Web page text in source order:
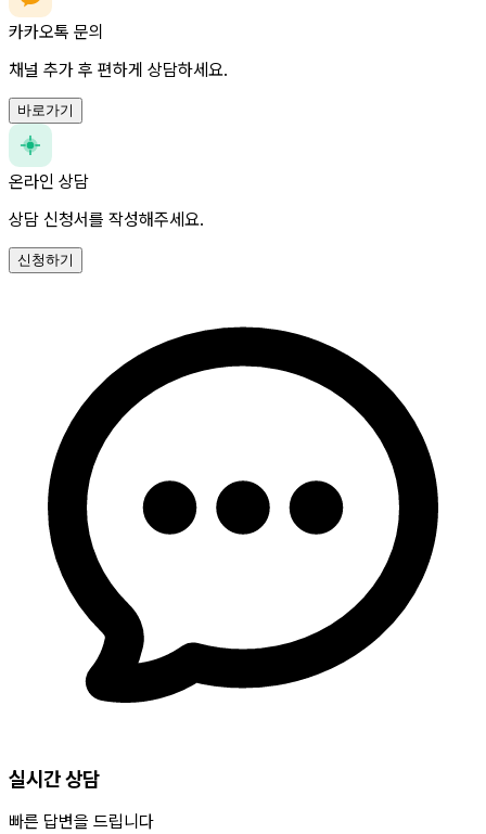
카카오톡 문의
채널 추가 후 편하게 상담하세요.
바로가기
온라인 상담
상담 신청서를 작성해주세요.
신청하기
실시간 상담
빠른 답변을 드립니다